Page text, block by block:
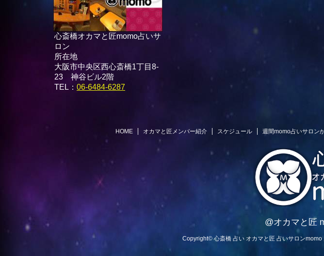
心斎橋オカマと匠momo占いサ
ロン
所在地
大阪市中央区西心斎橋1丁目8-
23 神谷ビル2階
TEL： 06-6484-6287
HOME オカマと匠メンバー紹介 スケジュール 週間momo占いサロン
@オカマと匠
Copyright© 心斎橋 占い オカマと匠 占いサロン